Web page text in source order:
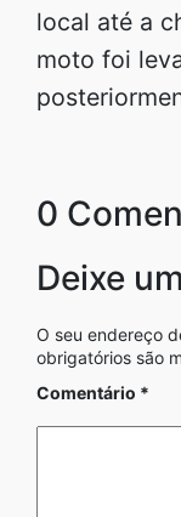
local até a
moto foi
0
Deixe
O seu endereço
obrigatórios são
Comentário *